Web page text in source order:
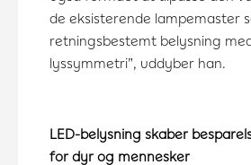
de eksisterende lampemaster
retningsbestemt belysning
lyssymmetri”, uddyber han.
LED-belysning skaber
for dyr og mennesker